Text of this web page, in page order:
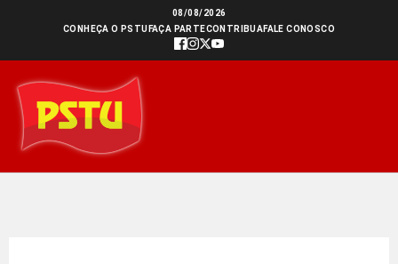
conteúdo
08/08/2026
CONHEÇA O PSTU FAÇA PARTECONTRIBUAFALE CONOSCO